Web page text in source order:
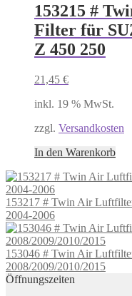
153215 #
Filter für
Z 450 250
21,45 €
inkl. 19 % MwSt.
zzgl. Versandkosten
In den Warenkorb
153217 # Twin Air
2004-2006
153046 # Twin Air
2008/2009/2010/2015
Öffnungszeiten